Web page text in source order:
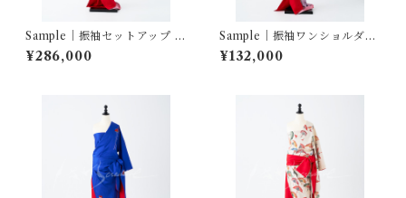
Sample｜振袖セットアップ …
飛鶴ぼかし／赤三越縮緬
¥286,000
Sample｜振袖ワンショルダ
ー… 飛鶴ぼかし
¥132,000